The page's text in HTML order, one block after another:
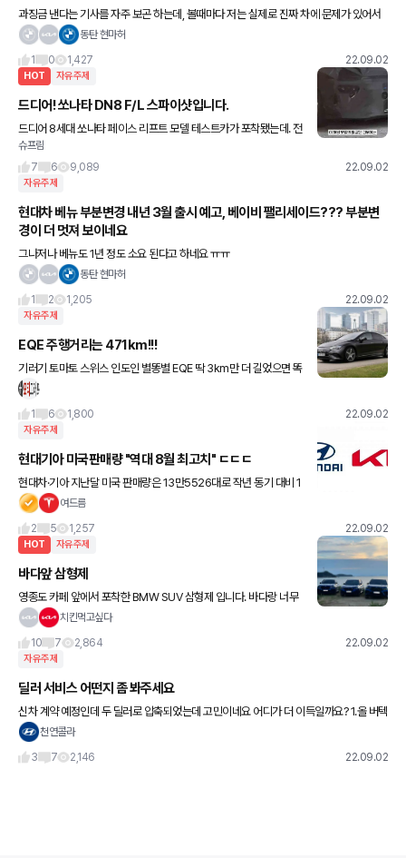
과징금 낸다는 기사를 자주 보곤 하는데, 볼때마다 저는 실제로 진짜 차에 문제가 있어서
동탄 현마허
1
0 1,427 22.09.02
HOT 자유주제
드디어! 쏘나타 DN8 F/L 스파이샷입니다.
드디어 8세대 쏘나타 페이스 리프트 모델 테스트카가 포착됐는데. 전
슈프림
7
6 9,089 22.09.02
자유주제
현대차 베뉴 부분변경 내년 3월 출시 예고, 베이비 팰리세이드??? 부분변
경이 더 멋져 보이네요
그나저나 베뉴도 1년 정도 소요 된다고 하네요 ㅠㅠ
동탄 현마허
1
2 1,205 22.09.02
자유주제
EQE 주행거리는 471km!!!
기러기 토마토 스위스 인도인 별똥별 EQE 딱 3km만 더 길었으면 똑
바로 읽어도 거꾸로 읽어도 완벽한데 아쉽네요
1 6 1,800 22.09.02
자유주제
현대기아 미국판매량 "역대 8월 최고치" ㄷㄷㄷ
현대차·기아 지난달 미국 판매량은 13만5526대로 작년 동기 대비 1
7.7% 증가했다. 같은 기간 토요타(-9.8%), 혼다(-37.7%), 마쯔다(-
여드름
2
5 1,257 22.09.02
HOT 자유주제
바다앞 삼형제
영종도 카페 앞에서 포착한 BMW SUV 삼형제 입니다. 바다랑 너무
잘 어울리고 멋져서 찍었는데 혹시 겟차 회원님이실까 해서 올려봅니
치킨먹고싶다
10
7 2,864 22.09.02
자유주제
딜러 서비스 어떤지 좀 봐주세요
신차 계약 예정인데 두 딜러로 압축되었는데 고민이네요 어디가 더 이득일까요? 1.올 버텍
스 900, qxd8000, 4종ppf, 코일메트, 유리막코팅, 신차검수 2.현금지원 100 1번이 끌
천연콜라
3
7 2,146 22.09.02